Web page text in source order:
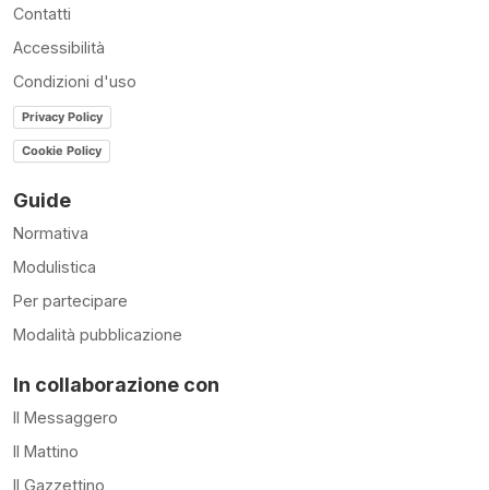
Contatti
Accessibilità
Condizioni d'uso
Privacy Policy
Cookie Policy
Guide
Normativa
Modulistica
Per partecipare
Modalità pubblicazione
In collaborazione con
Il Messaggero
Il Mattino
Il Gazzettino